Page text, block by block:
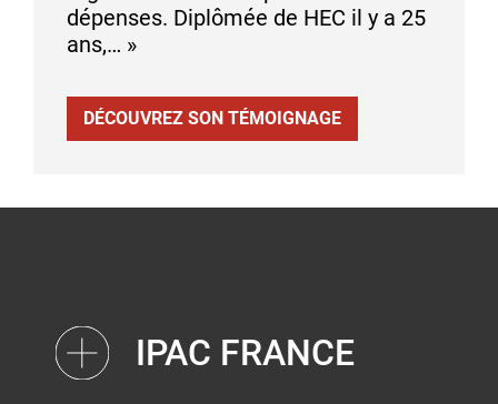
dépenses. Diplômée de HEC il y a 25
ans,… »
DÉCOUVREZ SON TÉMOIGNAGE
IPAC FRANCE